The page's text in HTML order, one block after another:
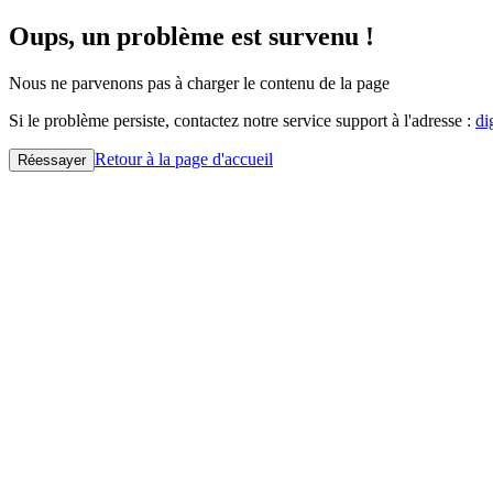
Oups, un problème est survenu !
Nous ne parvenons pas à charger le contenu de la page
Si le problème persiste, contactez notre service support à l'adresse :
Réessayer Retour à la page d'accueil